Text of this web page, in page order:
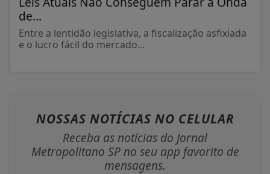
de...
Entre a lentidão legislativa, a fiscalização asfixiada
e o lucro fácil do mercado...
NOSSAS NOTÍCIAS NO CELULAR
Receba as notícias do Jornal
Metropolitano SP no seu app favorito de
mensagens.